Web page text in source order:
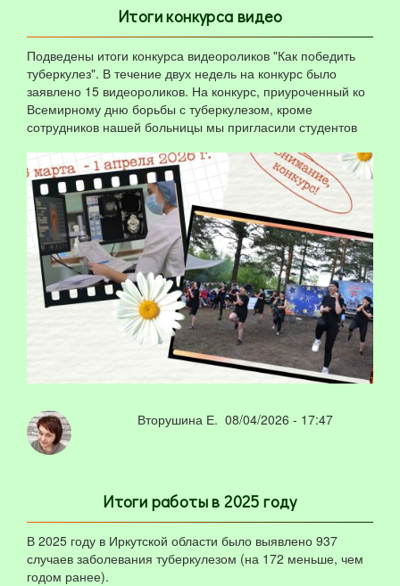
Итоги конкурса видео
Подведены итоги конкурса видеороликов "Как победить
туберкулез". В течение двух недель на конкурс было
заявлено 15 видеороликов. На конкурс, приуроченный ко
Всемирному дню борьбы с туберкулезом, кроме
сотрудников нашей больницы мы пригласили студентов
Вторушина Е. 08/04/2026 - 17:47
Итоги работы в 2025 году
В 2025 году в Иркутской области было выявлено 937
случаев заболевания туберкулезом (на 172 меньше, чем
годом ранее).